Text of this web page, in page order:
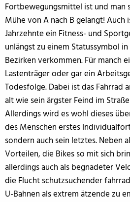
Fortbewegungsmittel ist und man
Mühe von A nach B gelangt! Auch
Jahrzehnte ein Fitness- und
unlängst zu einem Statussymbol
Bezirken verkommen. Für manch
Lastenträger oder gar ein
Todesfolge. Dabei ist das Fahrrad
alt wie sein ärgster Feind im
Allerdings wird es wohl dieses
des Menschen erstes
sondern auch sein letztes. Neben
Vorteilen, die Bikes so mit sich
allerdings auch als begnadeter
die Flucht schutzsuchender
U-Bahnen als extrem ätzende zu